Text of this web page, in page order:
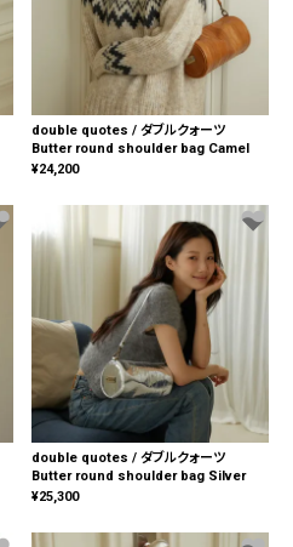
double quotes / ダブルクォーツ
Butter round shoulder bag Camel
¥24,200
double quotes / ダブルクォーツ
Butter round shoulder bag Silver
¥25,300